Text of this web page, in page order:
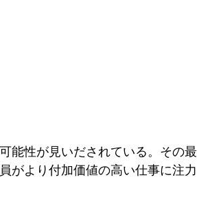
能性が見いだされている。その最
がより付加価値の高い仕事に注力